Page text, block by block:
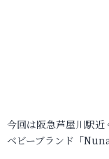
今回は阪急芦屋川駅近
ベビーブランド「